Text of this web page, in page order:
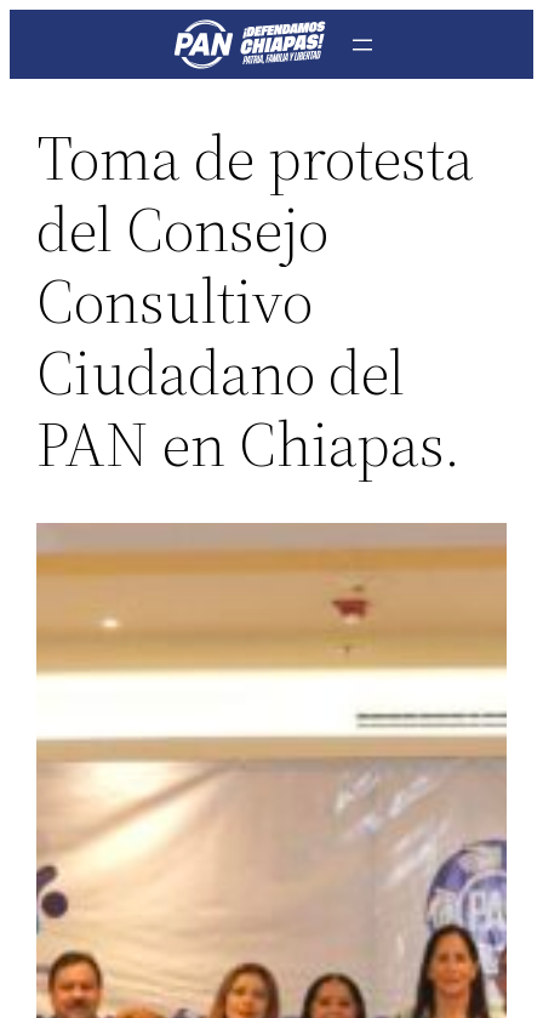
Toma de protesta
del Consejo
Consultivo
Ciudadano del
PAN en Chiapas.